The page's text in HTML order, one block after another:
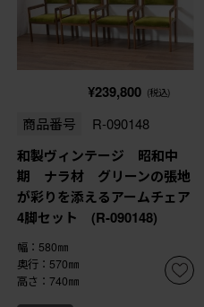
¥239,800 (税込)
商品番号 R-090148
和製ヴィンテージ 昭和中
期 ナラ材 グリーンの張地
が彩りを添えるアームチェア
4脚セット (R-090148)
幅：580㎜
奥行：570㎜
高さ：740㎜